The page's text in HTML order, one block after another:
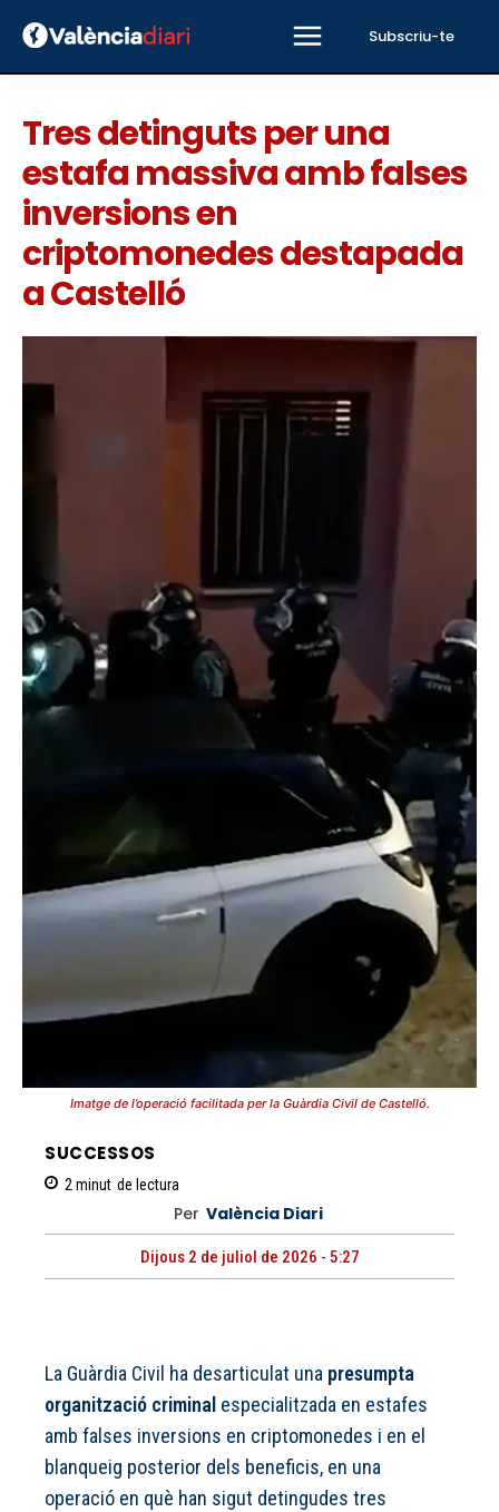
Subscriu-te
Tres detinguts per una
estafa massiva amb falses
inversions en
criptomonedes destapada
a Castelló
Imatge de l’operació facilitada per la Guàrdia Civil de Castelló.
SUCCESSOS
2 minut de lectura
Per València Diari
Dijous 2 de juliol de 2026 - 5:27
La Guàrdia Civil ha desarticulat una presumpta
organització criminal especialitzada en estafes
amb falses inversions en criptomonedes i en el
blanqueig posterior dels beneficis, en una
operació en què han sigut detingudes tres